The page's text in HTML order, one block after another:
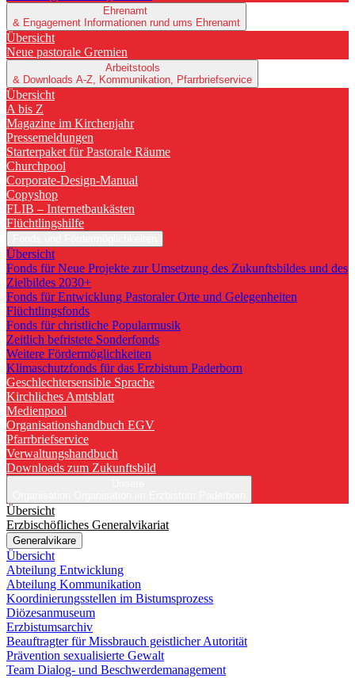
Ehrenamt
& Engagement Informationen rund ums Ehrenamt
Übersicht
Neue pastorale Gremien
Arbeitstools
& Downloads A-Z, Kommunikation, Pfarrbriefservice
Übersicht
A bis Z
Magazine im Kirchenjahr
Pressemeldungen
Starterpaket für Pastorale Räume
Churchpool
Corporate-Design-Manual
Copyshop
FLIB – Internetbaukästen
Flüchtlingshilfe
Übersicht
Fonds für Neue Projekte zur Umsetzung des Zukunftsbildes und des
Zielbildes 2030+
Fonds für Entwicklung Pastoraler Orte und Gelegenheiten
Flüchtlingsfonds
Fonds für christliche Popularmusik
Zeitlich befristete Sonderfonds
Weitere Fördermöglichkeiten
Klimaschutzfonds für das Erzbistum Paderborn
Geschlechtersensible Sprache
Kirchliches Amtsblatt
Medienpool
Organisationshandbuch EGV
Pfarrbriefservice
Verwaltungshandbuch
Downloads zum Zukunftsbild
Übersicht
Erzbischöfliches Generalvikariat
Generalvikare
Übersicht
Abteilung Entwicklung
Abteilung Kommunikation
Koordinierungsstellen im Bistumsprozess
Diözesanmuseum
Erzbistumsarchiv
Beauftragter für Missbrauch geistlicher Autorität
Prävention sexualisierte Gewalt
Team Dialog- und Beschwerdemanagement